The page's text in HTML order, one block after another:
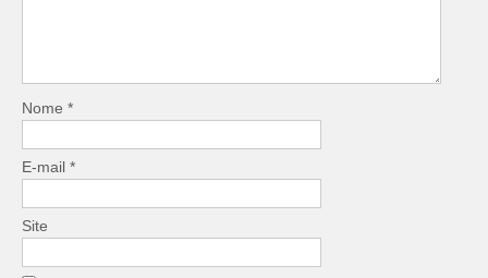
Nome *
E-mail *
Site